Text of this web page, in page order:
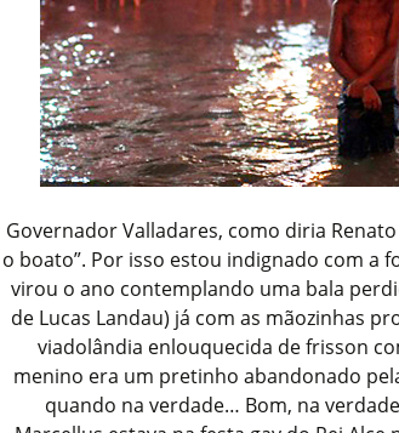
Governador Valladares, como diria
o boato”. Por isso estou indignado com a
virou o ano contemplando uma bala
de Lucas Landau) já com as mãozinhas
viadolândia enlouquecida de frisson
menino era um pretinho abandonado
quando na verdade… Bom, na